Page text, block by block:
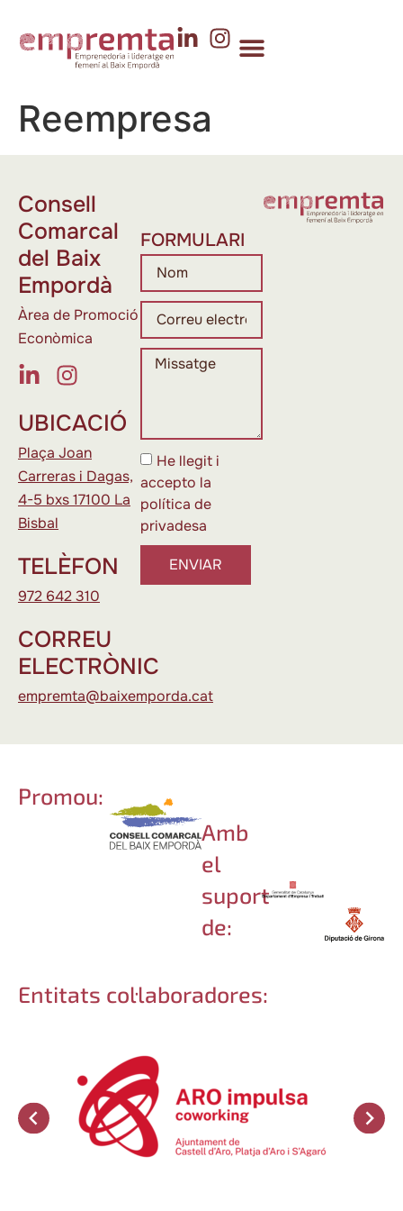
Reempresa
Consell
Comarcal
del Baix
Empordà
Àrea de Promoció
Econòmica
UBICACIÓ
Plaça Joan
Carreras i Dagas,
4-5 bxs 17100 La
Bisbal
TELÈFON
972 642 310
CORREU
ELECTRÒNIC
empremta@baixemporda.cat
FORMULARI
He llegit i
accepto la
política de
privadesa
ENVIAR
Promou:
Amb
el
suport
de:
Entitats col·laboradores: